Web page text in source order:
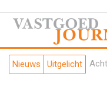
Nieuws Uitgelicht